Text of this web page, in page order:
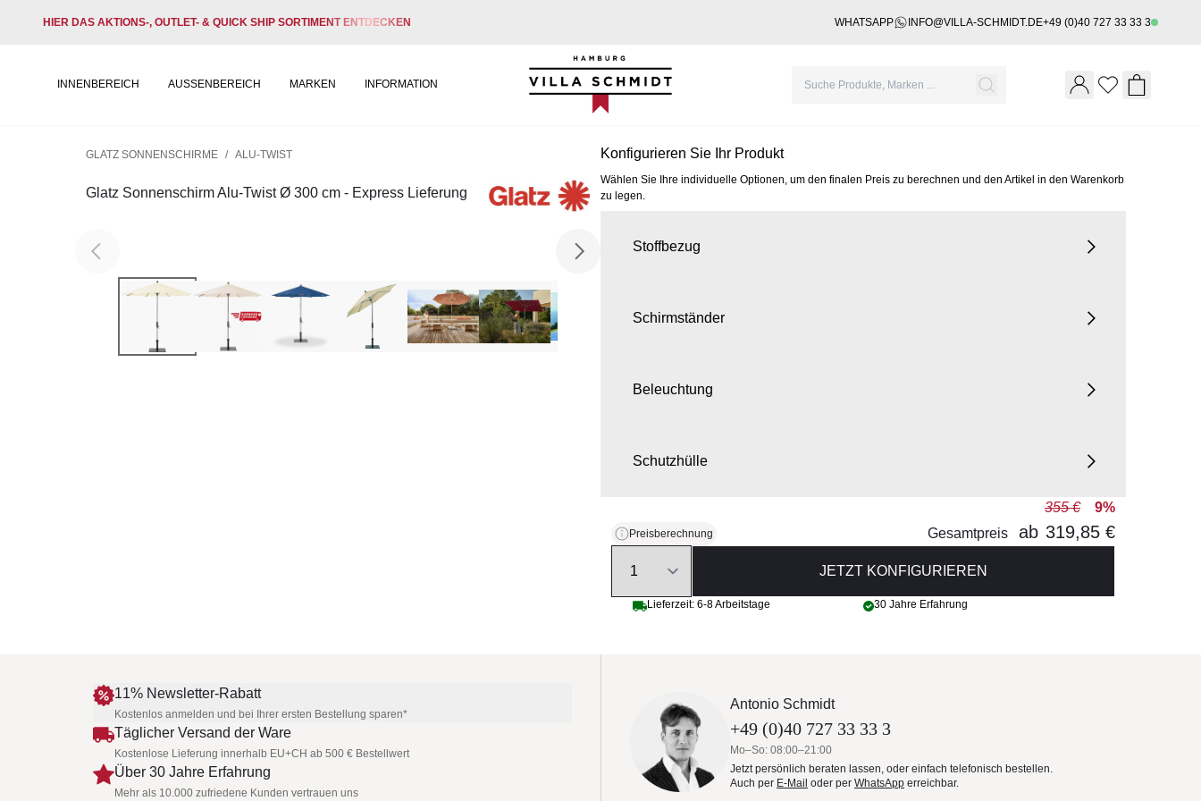
HIER DAS AKTIONS-, OUTLET- & QUICK SHIP SORTIMENT ENTDECKEN WHATSAPP INFO@VILLA-SCHMIDT.DE+49 (0)40 727 33 33 3
INNENBEREICH AUSSENBEREICH MARKEN INFORMATION
Villa Schmidt
Wishlist
GLATZ SONNENSCHIRME / ALU-TWIST
Glatz Sonnenschirm Alu-Twist Ø 300 cm - Express Lieferung
Konfigurieren Sie Ihr Produkt
Wählen Sie Ihre individuelle Optionen, um den finalen Preis zu berechnen und den Artikel in den Warenkorb
zu legen.
Stoffbezug
Schirmständer
Beleuchtung
Schutzhülle
Preisberechnung
355 €
9%
Gesamtpreis
ab 319,85 €
JETZT KONFIGURIEREN
Lieferzeit: 6-8 Arbeitstage 30 Jahre Erfahrung
11% Newsletter-Rabatt
Kostenlos anmelden und bei Ihrer ersten Bestellung sparen*
Täglicher Versand der Ware
Kostenlose Lieferung innerhalb EU+CH ab 500 € Bestellwert
Über 30 Jahre Erfahrung
Mehr als 10.000 zufriedene Kunden vertrauen uns
Antonio Schmidt
+49 (0)40 727 33 33 3
Mo–So: 08:00–21:00
Jetzt persönlich beraten lassen, oder einfach telefonisch bestellen.
Auch per E-Mail oder per WhatsApp erreichbar.